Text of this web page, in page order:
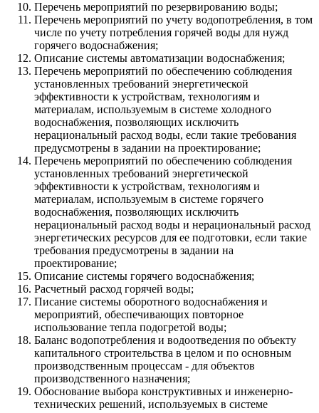
Перечень мероприятий по резервированию воды;
Перечень мероприятий по учету водопотребления, в том
числе по учету потребления горячей воды для нужд
горячего водоснабжения;
Описание системы автоматизации водоснабжения;
Перечень мероприятий по обеспечению соблюдения
установленных требований энергетической
эффективности к устройствам, технологиям и
материалам, используемым в системе холодного
водоснабжения, позволяющих исключить
нерациональный расход воды, если такие требования
предусмотрены в задании на проектирование;
Перечень мероприятий по обеспечению соблюдения
установленных требований энергетической
эффективности к устройствам, технологиям и
материалам, используемым в системе горячего
водоснабжения, позволяющих исключить
нерациональный расход воды и нерациональный расход
энергетических ресурсов для ее подготовки, если такие
требования предусмотрены в задании на
проектирование;
Описание системы горячего водоснабжения;
Расчетный расход горячей воды;
Писание системы оборотного водоснабжения и
мероприятий, обеспечивающих повторное
использование тепла подогретой воды;
Баланс водопотребления и водоотведения по объекту
капитального строительства в целом и по основным
производственным процессам - для объектов
производственного назначения;
Обоснование выбора конструктивных и инженерно-
технических решений, используемых в системе